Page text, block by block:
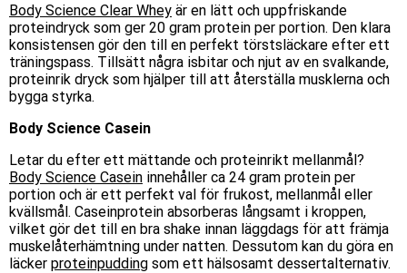
Body Science Clear Whey är en lätt och uppfriskande
proteindryck som ger 20 gram protein per portion. Den klara
konsistensen gör den till en perfekt törstsläckare efter ett
träningspass. Tillsätt några isbitar och njut av en svalkande,
proteinrik dryck som hjälper till att återställa musklerna och
bygga styrka.
Body Science Casein
Letar du efter ett mättande och proteinrikt mellanmål?
Body Science Casein innehåller ca 24 gram protein per
portion och är ett perfekt val för frukost, mellanmål eller
kvällsmål. Caseinprotein absorberas långsamt i kroppen,
vilket gör det till en bra shake innan läggdags för att främja
muskelåterhämtning under natten. Dessutom kan du göra en
läcker proteinpudding som ett hälsosamt dessertalternativ.